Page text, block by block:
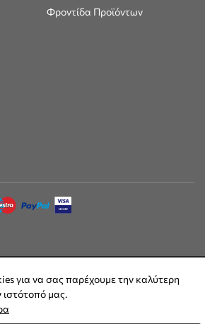
Φροντίδα Προϊόντων
Built byDesignFlow
για να σας παρέχουμε την καλύτερη
ιστότοπό μας.